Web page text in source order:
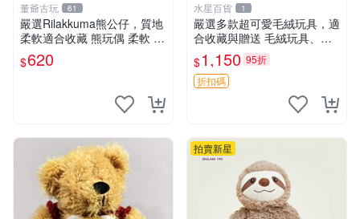
董爺古玩 61
嚴選Rilakkuma熊公仔，質地
柔軟適合收藏 熊玩偶 柔軟 公
仔 收藏
$620
水星百貨 1
嚴選多款超可愛毛絨玩具，適
合收藏與贈送 毛絨玩具、抱
枕、公仔
$1,150 95折
折扣碼
拍賣新星